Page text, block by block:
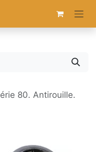
80. Antirouille.